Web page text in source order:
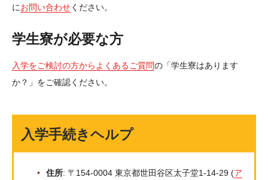
にお問い合わせください。
学生寮が必要な方
入学をご検討の方からよくあるご質問の「学生寮はあります
か？」をご確認ください。
入学手続きヘルプ
住所: 〒154-0004 東京都世田谷区太子堂1-14-29 (ア